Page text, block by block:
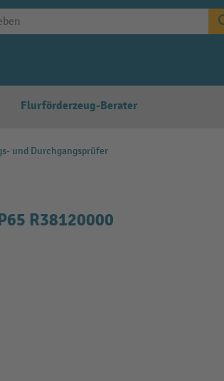
Flurförderzeug-Berater
und Durchgangsprüfer
R38120000